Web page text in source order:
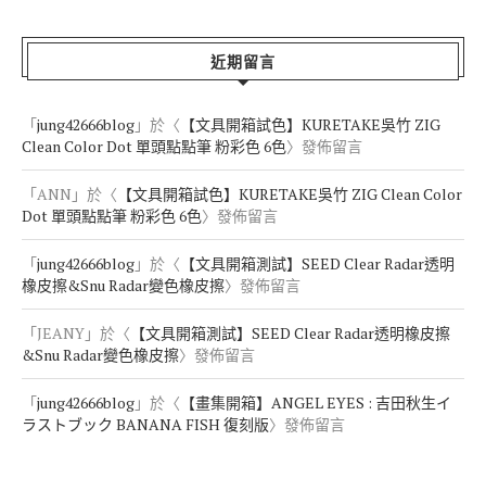
近期留言
「jung42666blog 」於〈 【文具開箱試色】KURETAKE吳竹 ZIG
Clean Color Dot 單頭點點筆 粉彩色 6色〉發佈留言
「ANN 」於〈 【文具開箱試色】KURETAKE吳竹 ZIG Clean Color
Dot 單頭點點筆 粉彩色 6色〉發佈留言
「jung42666blog 」於〈 【文具開箱測試】SEED Clear Radar透明
橡皮擦&Snu Radar變色橡皮擦〉發佈留言
「JEANY 」於〈 【文具開箱測試】SEED Clear Radar透明橡皮擦
&Snu Radar變色橡皮擦〉發佈留言
「jung42666blog 」於〈 【畫集開箱】ANGEL EYES : 吉田秋生イ
ラストブック BANANA FISH 復刻版〉發佈留言